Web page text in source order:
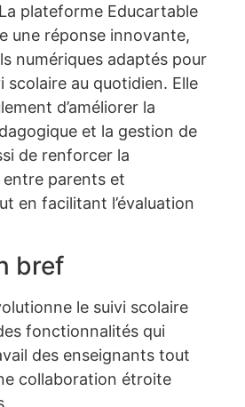
plateforme Educartable
une réponse innovante,
numériques adaptés pour
scolaire au quotidien. Elle
d’améliorer la
et la gestion de
de renforcer la
parents et
en facilitant l’évaluation
bref
le suivi scolaire
fonctionnalités qui
des enseignants tout
collaboration étroite